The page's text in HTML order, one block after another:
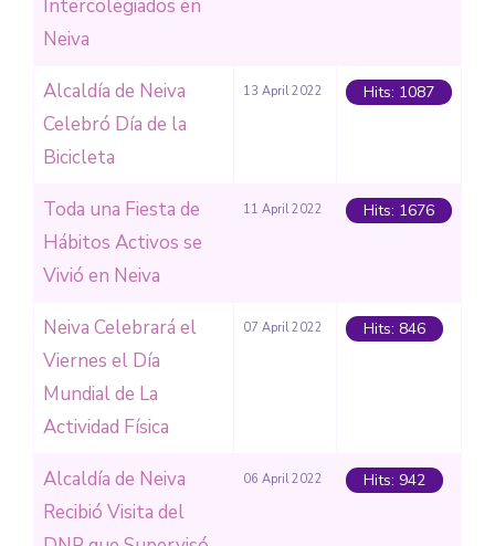
Intercolegiados en
Neiva
Alcaldía de Neiva
Celebró Día de la
Bicicleta
13 April 2022 Hits: 1087
Toda una Fiesta de
Hábitos Activos se
Vivió en Neiva
11 April 2022 Hits: 1676
Neiva Celebrará el
Viernes el Día
Mundial de La
Actividad Física
07 April 2022 Hits: 846
Alcaldía de Neiva
Recibió Visita del
06 April 2022 Hits: 942